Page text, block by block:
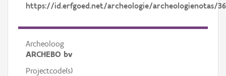
https://id.erfgoed.net/archeologie/archeologienotas/
Archeoloog
ARCHEBO bv
Projectcode(s)